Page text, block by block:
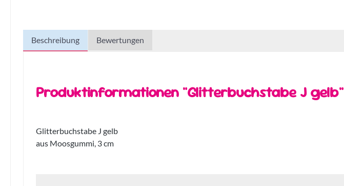
Beschreibung Bewertungen
Produktinformationen "Glitterbuchstabe J gelb"
Glitterbuchstabe J gelb
aus Moosgummi, 3 cm